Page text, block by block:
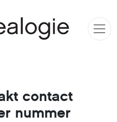
contact
nummer